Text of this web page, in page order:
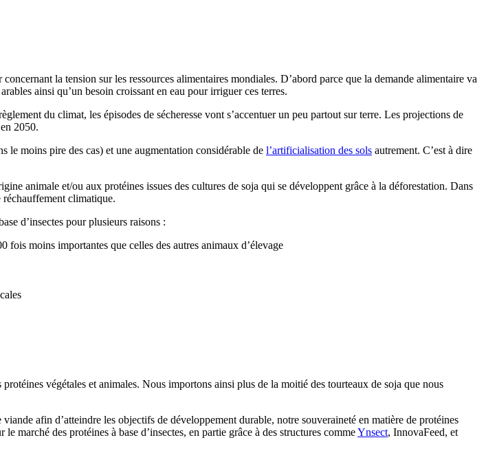
la tension sur les ressources alimentaires mondiales. D’abord parce que la demande alimentaire va
ainsi qu’un besoin croissant en eau pour irriguer ces terres.
du climat, les épisodes de sécheresse vont s’accentuer un peu partout sur terre. Les projections de
2050.
le moins pire des cas) et une augmentation considérable de l’artificialisation des sols autrement. C’est à dire
animale et/ou aux protéines issues des cultures de soja qui se développent grâce à la déforestation. Dans
réchauffement climatique.
d’insectes pour plusieurs raisons :
fois moins importantes que celles des autres animaux d’élevage
végétales et animales. Nous importons ainsi plus de la moitié des tourteaux de soja que nous
afin d’atteindre les objectifs de développement durable, notre souveraineté en matière de protéines
marché des protéines à base d’insectes, en partie grâce à des structures commeYnsect, InnovaFeed, et